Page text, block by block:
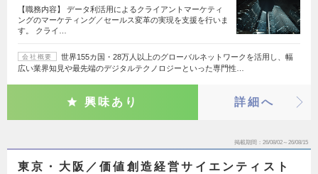
【職務内容】​ データ利活用によるクライアントマーケティ
ングのマーケティング／セールス変革の実現を支援を行いま
す。​ クライ…
会社概要
世界155カ国・28万人以上のグローバルネットワークを活用し、幅
広い業界知見や最先端のデジタルテクノロジーといった専門性…
興味あり 詳細へ
掲載期間 26/08/02～26/08/15
東京・大阪／価値創造経営サイエンティスト